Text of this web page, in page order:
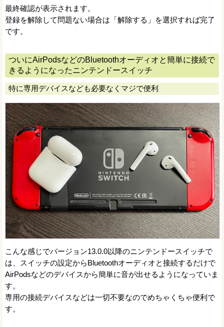
最終確認が表示されます。
登録を解除して問題ない場合は「解除する」を選択すれば完了
です。
ついにAirPodsなどのBluetoothオーディオと簡単に接続で
きるようになったニンテンドースイッチ
特に専用デバイスなども必要なくマジで便利
こんな感じでバージョン13.0.0以降のニンテンドースイッチで
は、スイッチの設定からBluetoothオーディオと接続するだけで
AirPodsなどのデバイスから簡単に音が出せるようになっていま
す。
専用の接続デバイスなどは一切不要なのでめちゃくちゃ便利で
す。